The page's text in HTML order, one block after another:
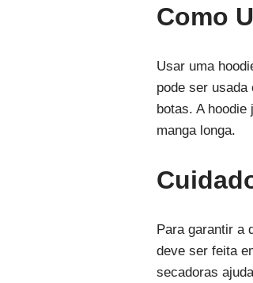
Como
Usar uma
pode ser
botas. A
manga longa.
Para garantir a
deve ser feita
secadoras